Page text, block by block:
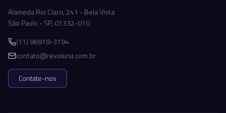
Alameda Rio Claro, 241 - Bela Vista
São Paulo - SP, 01332-010
(11) 96919-3194
contato@revoluna.com.br
Contate-nos